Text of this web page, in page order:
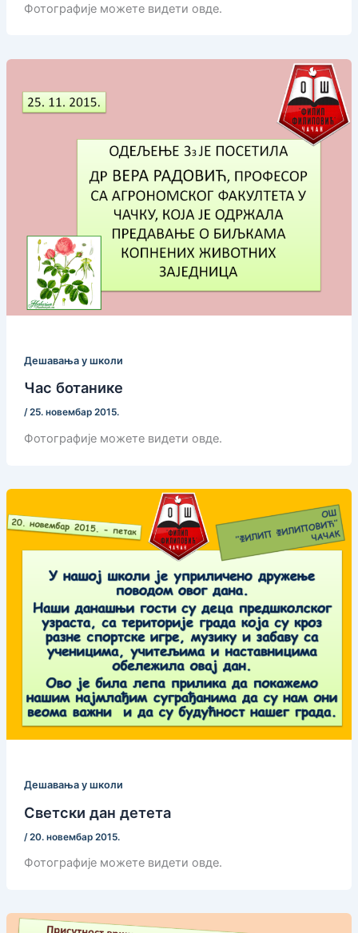
Фотографије можете видети овде.
Дешавања у школи
Час ботанике
/25. новембар 2015.
Фотографије можете видети овде.
Дешавања у школи
Светски дан детета
/20. новембар 2015.
Фотографије можете видети овде.